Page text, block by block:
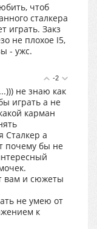
чтоб
сталкера
играть. Закз
не плохое I5,
- ужс.
-2
не знаю как
играть а не
карман
Сталкер а
почему бы не
вам и сюжеты
не умею от
к